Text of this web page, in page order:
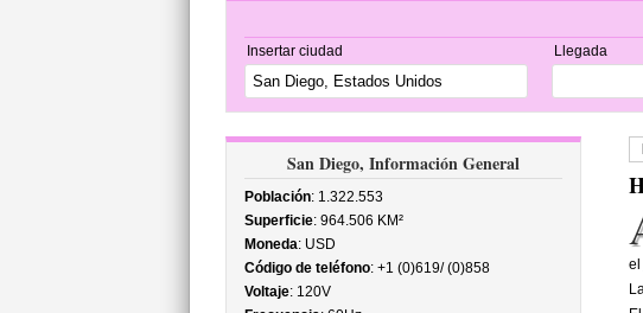
Insertar ciudad Llegada
San Diego, Información General
Población: 1.322.553
Superficie: 964.506 KM²
Moneda: USD
Código de teléfono: +1 (0)619/ (0)858
Voltaje: 120V
el